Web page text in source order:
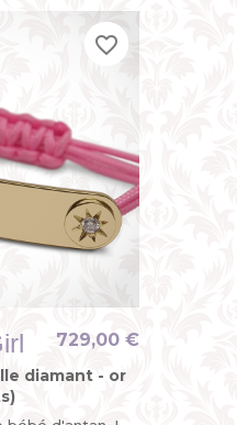
diamant - or
729,00 €
favorite_border
favorite_border
favorite_border